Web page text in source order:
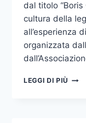
dal titolo
cultura della
all’esperienza
organizzata
LEGGI DI PIÙ